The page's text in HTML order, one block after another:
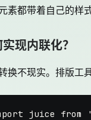
素都带着自己的样
现内联化？
换不现实。排版工
juice from